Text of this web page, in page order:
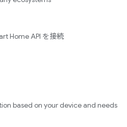
Home API を接続
based on your device and needs